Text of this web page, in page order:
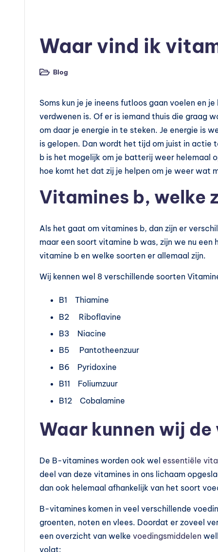
m
m
Waar vind ik
Geplaatst
Blog
Soms kun je je ineens futloos gaan voelen en
verdwenen is. Of er is iemand thuis die graag
om daar je energie in te steken. Je energie is
is gelopen. Dan wordt het tijd om juist in actie
b is het mogelijk om je batterij weer helemaal
hoe komt het dat zij je helpen om je weer wat
Vitamines b, welke
Als het gaat om vitamines b, dan zijn er
maar een soort vitamine b was, zijn we nu
vitamine b en welke soorten er allemaal zijn.
Wij kennen wel 8 verschillende soorten
B1 Thiamine
B2 Riboflavine
B3 Niacine
B5 Pantotheenzuur
B6 Pyridoxine
B11 Foliumzuur
B12 Cobalamine
Waar kunnen wij
De B-vitamines worden ook wel essentiële
deel van deze vitamines in ons lichaam
dan ook helemaal afhankelijk van het soort
B-vitamines komen in veel verschillende
groenten, noten en vlees. Doordat er zoveel
een overzicht van welke voedingsmiddelen
volgt: